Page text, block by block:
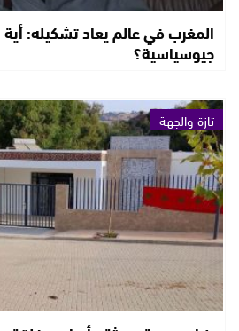
المغرب في عالم يعاد تشكيله: أية
جيوسياسية؟
تازة والجهة